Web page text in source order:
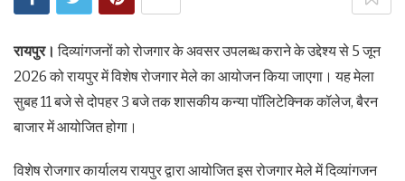
रायपुर। दिव्यांगजनों को रोजगार के अवसर उपलब्ध कराने के उद्देश्य से 5 जून
2026 को रायपुर में विशेष रोजगार मेले का आयोजन किया जाएगा। यह मेला
सुबह 11 बजे से दोपहर 3 बजे तक शासकीय कन्या पॉलिटेक्निक कॉलेज, बैरन
बाजार में आयोजित होगा।
विशेष रोजगार कार्यालय रायपुर द्वारा आयोजित इस रोजगार मेले में दिव्यांगजन